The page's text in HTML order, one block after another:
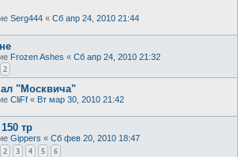
Serg444 « Сб апр 24, 2010 21:44
Frozen Ashes « Сб апр 24, 2010 21:32
2
"Москвича"
CliFf « Вт мар 30, 2010 21:42
тр
Gippers « Сб фев 20, 2010 18:47
2 3 4 5 6